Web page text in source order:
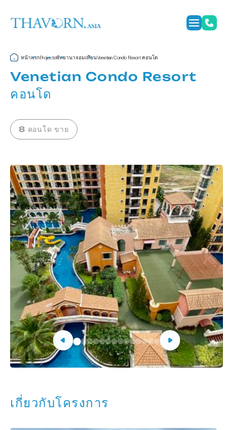
หน้าแรกProjectsพัทยานาจอมเทียนVenetian Condo Resort คอนโด
Venetian Condo Resort
คอนโด
8 คอนโด ขาย
เกี่ยวกับโครงการ